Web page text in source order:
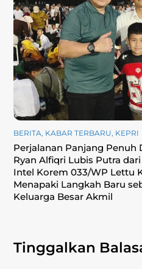
BERITA, KABAR TERBARU, KEPRI
Perjalanan Panjang Penuh
Ryan Alfiqri Lubis Putra
Intel Korem 033/WP Lettu
Menapaki Langkah Baru
Keluarga Besar Akmil
Tinggalkan